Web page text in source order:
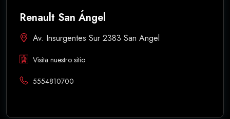
Renault San Ángel
Av. Insurgentes Sur 2383 San Angel
Visita nuestro sitio
5554810700